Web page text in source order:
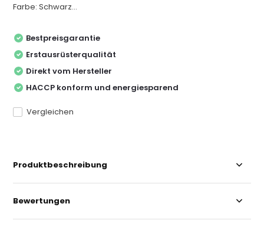
Farbe: Schwarz...
Bestpreisgarantie
Erstausrüsterqualität
Direkt vom Hersteller
HACCP konform und energiesparend
Vergleichen
Produktbeschreibung
Bewertungen